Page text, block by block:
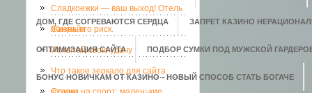
ДОМ, ГДЕ СОГРЕВАЮТСЯ СЕРДЦА ЗАПРЕТ КАЗИНО
ОПТИМИЗАЦИЯ САЙТА ПОДБОР СУМКИ ПОД МУЖСКОЙ
БОНУС НОВИЧКАМ ОТ КАЗИНО - НОВЫЙ СПОСОБ СТАТЬ БОГАЧЕ
Сладкоежки — ваш выход! Отель
Санрайз
Жизнь это риск.
Испытай свою удачу
Что такое зеркало для сайта